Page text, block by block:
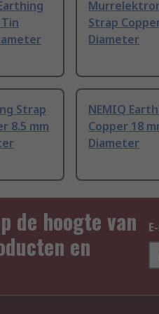
Strap
Diameter
Strap
8.5 mm
NEMIQ
Copper 18
Diameter
de hoogte van
en